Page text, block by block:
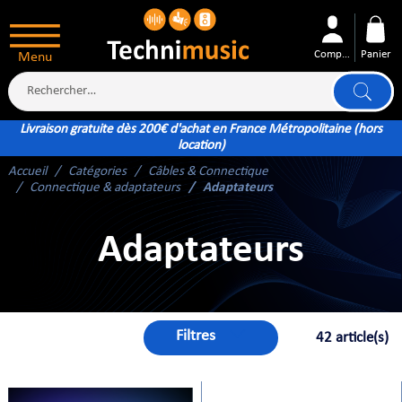
Menu Compte Panier
Livraison gratuite dès 200€ d'achat en France Métropolitaine (hors
location)
Accueil
Catégories
Câbles & Connectique
Connectique & adaptateurs
Adaptateurs
Adaptateurs
Filtres 42 article(s)